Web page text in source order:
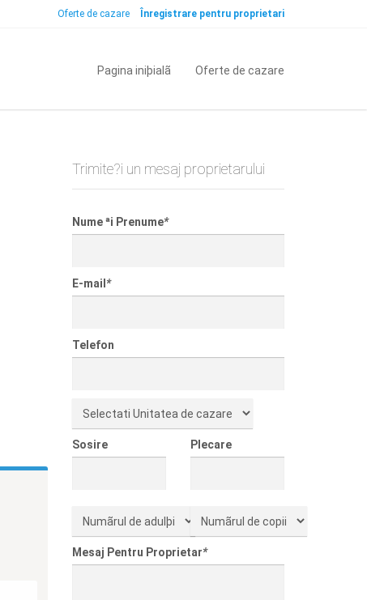
Oferte de cazare Înregistrare pentru proprietari
Pagina iniþialã Oferte de cazare
Trimite?i un mesaj proprietarului
Nume ªi Prenume*
E-mail *
Telefon
Sosire Plecare
Mesaj Pentru Proprietar*